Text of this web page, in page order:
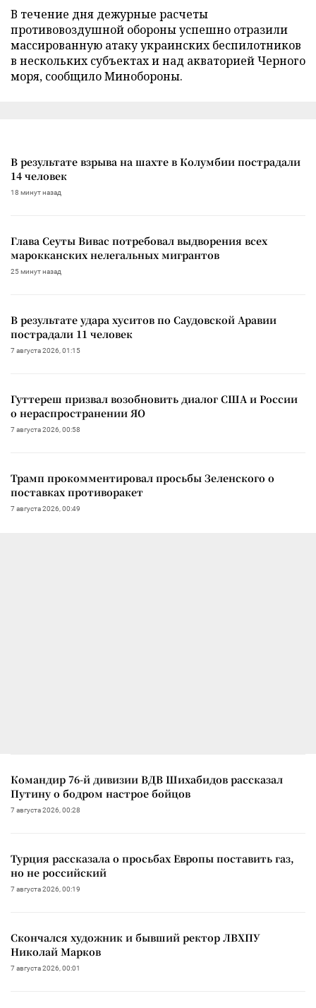
В течение дня дежурные расчеты
противовоздушной обороны успешно отразили
массированную атаку украинских беспилотников
в нескольких субъектах и над акваторией Черного
моря, сообщило Минобороны.
В результате взрыва на шахте в Колумбии пострадали
14 человек
18 минут назад
Глава Сеуты Вивас потребовал выдворения всех
марокканских нелегальных мигрантов
25 минут назад
В результате удара хуситов по Саудовской Аравии
пострадали 11 человек
7 августа 2026, 01:15
Гуттереш призвал возобновить диалог США и России
о нераспространении ЯО
7 августа 2026, 00:58
Трамп прокомментировал просьбы Зеленского о
поставках противоракет
7 августа 2026, 00:49
Командир 76-й дивизии ВДВ Шихабидов рассказал
Путину о бодром настрое бойцов
7 августа 2026, 00:28
Турция рассказала о просьбах Европы поставить газ,
но не российский
7 августа 2026, 00:19
Скончался художник и бывший ректор ЛВХПУ
Николай Марков
7 августа 2026, 00:01